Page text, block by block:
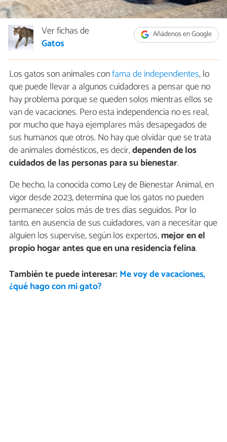
Añádenos en Google
Ver fichas de
Gatos
Los gatos son animales confama de independientes, lo
que puede llevar a algunos cuidadores a pensar que no
hay problema porque se queden solos mientras ellos se
van de vacaciones. Pero esta independencia no es real,
por mucho que haya ejemplares más desapegados de
sus humanos que otros. No hay que olvidar que se trata
de animales domésticos, es decir,dependen de los
cuidados de las personas para su bienestar.
De hecho, la conocida como Ley de Bienestar Animal, en
vigor desde 2023, determina que los gatos no pueden
permanecer solos más de tres días seguidos. Por lo
tanto, en ausencia de sus cuidadores, van a necesitar que
alguien los supervise, según los expertos,mejor en el
propio hogar antes que en una residencia felina.
También te puede interesar: Me voy de vacaciones,
¿qué hago con mi gato?